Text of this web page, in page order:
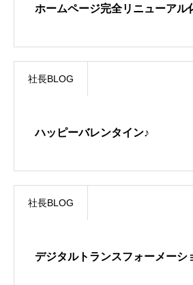
スタッフ紹介
BLOG
「本日も絶好調さまです！』代表・窪田
ホームページ完全リニューアル
社長BLOG
ハッピーバレンタイン♪
社長BLOG
デジタルトランスフォーメーシ